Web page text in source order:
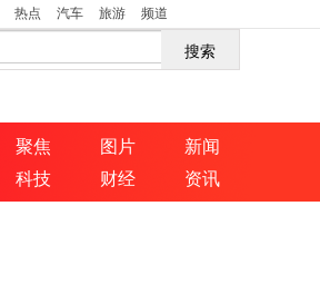
热点 汽车 旅游 频道
搜索
聚焦 图片
新闻
科技 财经 资讯